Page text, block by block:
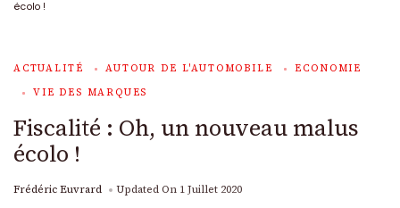
écolo !
ACTUALITÉ AUTOUR DE L'AUTOMOBILE
ECONOMIE
VIE DES MARQUES
Fiscalité : Oh, un nouveau malus
écolo !
Frédéric Euvrard Updated On 1 Juillet 2020